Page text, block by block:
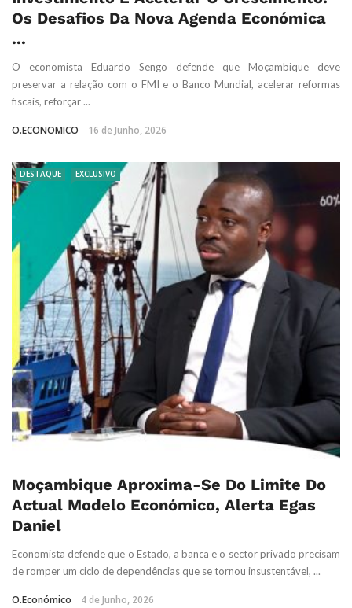
Os Desafios Da Nova Agenda Económica
...
O economista Eduardo Sengo defende que Moçambique deve
preservar a relação com o FMI e o Banco Mundial, acelerar reformas
fiscais, reforçar ...
O.ECONOMICO 16 de Junho, 2026
DESTAQUE EXCLUSIVO
Moçambique Aproxima-Se Do Limite Do
Actual Modelo Económico, Alerta Egas
Daniel
Economista defende que o Estado, a banca e o sector privado precisam
de romper um ciclo de dependências que se tornou insustentável, ...
O.Económico 4 de Junho, 2026